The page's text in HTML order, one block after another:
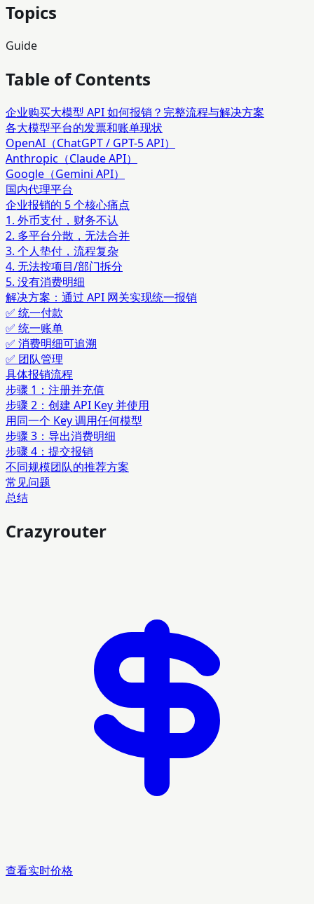
Topics
Guide
Table of Contents
企业购买大模型 API 如何报销？完整流程与解决方案
各大模型平台的发票和账单现状
OpenAI（ChatGPT / GPT-5 API）
Anthropic（Claude API）
Google（Gemini API）
国内代理平台
企业报销的 5 个核心痛点
1. 外币支付，财务不认
2. 多平台分散，无法合并
3. 个人垫付，流程复杂
4. 无法按项目/部门拆分
5. 没有消费明细
解决方案：通过 API 网关实现统一报销
✅ 统一付款
✅ 统一账单
✅ 消费明细可追溯
✅ 团队管理
具体报销流程
步骤 1：注册并充值
步骤 2：创建 API Key 并使用
用同一个 Key 调用任何模型
步骤 3：导出消费明细
步骤 4：提交报销
不同规模团队的推荐方案
常见问题
总结
Crazyrouter
查看实时价格